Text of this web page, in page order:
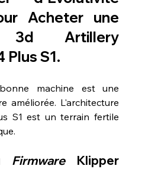
Acheter une
3d Artillery
Plus S1.
machine est une
améliorée. L'architecture
S1 est un terrain fertile
Firmware Klipper